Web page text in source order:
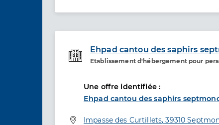
Ehpad cantou des saphirs
Etablissement d'hébergement pour
Etablissement de
Une offre identifiée :
Ehpad cantou des saphirs
Adresse
Impasse des Curtillets, 39310